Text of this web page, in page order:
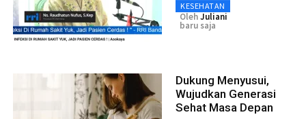
KESEHATAN
OlehJuliani
baru saja
Dukung Menyusui,
Wujudkan Generasi
Sehat Masa Depan